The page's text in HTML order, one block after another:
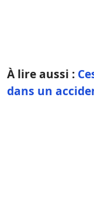
À lire aussi :
dans un